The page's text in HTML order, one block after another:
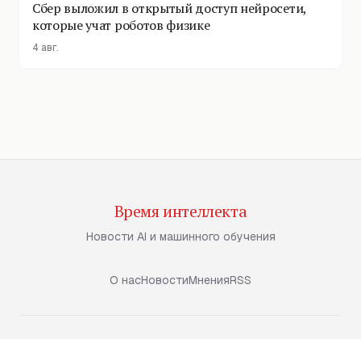
Сбер выложил в открытый доступ нейросети,
которые учат роботов физике
4 авг.
Время интеллекта
Новости AI и машинного обучения
О насНовостиМненияRSS